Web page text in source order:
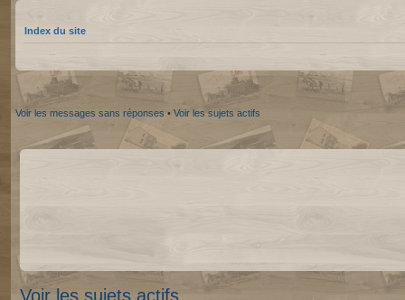
Index du site
Voir les messages sans réponses • Voir les sujets actifs
Voir les sujets actifs